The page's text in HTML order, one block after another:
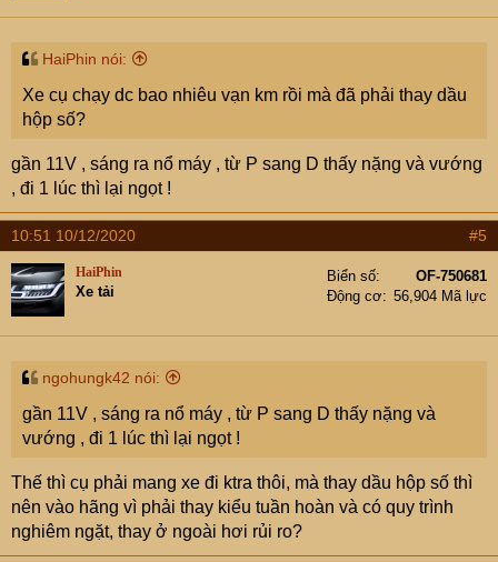
HaiPhin nói:
Xe cụ chạy dc bao nhiêu vạn km rồi mà đã phải thay dầu
hộp số?
gần 11V , sáng ra nổ máy , từ P sang D thấy nặng và vướng
, đi 1 lúc thì lại ngọt !
10:51 10/12/2020 #5
HaiPhin
Xe tải
Biển số
OF-750681
Động cơ
56,904 Mã lực
ngohungk42 nói:
gần 11V , sáng ra nổ máy , từ P sang D thấy nặng và
vướng , đi 1 lúc thì lại ngọt !
Thế thì cụ phải mang xe đi ktra thôi, mà thay dầu hộp số thì
nên vào hãng vì phải thay kiểu tuần hoàn và có quy trình
nghiêm ngặt, thay ở ngoài hơi rủi ro?